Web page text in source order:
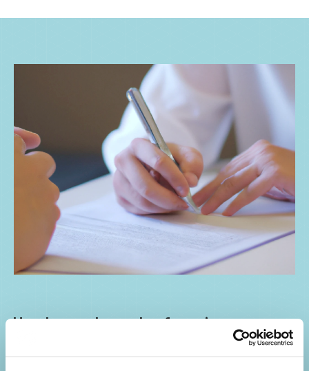
Hvad er godtgørelse for svie og
smerte - og hvordan får du det?